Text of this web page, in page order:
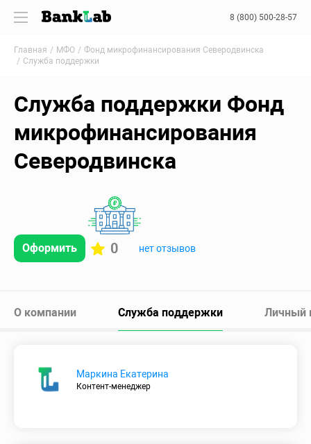
8 (800) 500-28-57
Главная МФО
Фонд микрофинансирования Северодвинска
Служба поддержки
Служба поддержки Фонд
микрофинансирования
Северодвинска
Оформить 0 нет отзывов
О компании Служба поддержки Личный
Маркина Екатерина
Контент-менеджер